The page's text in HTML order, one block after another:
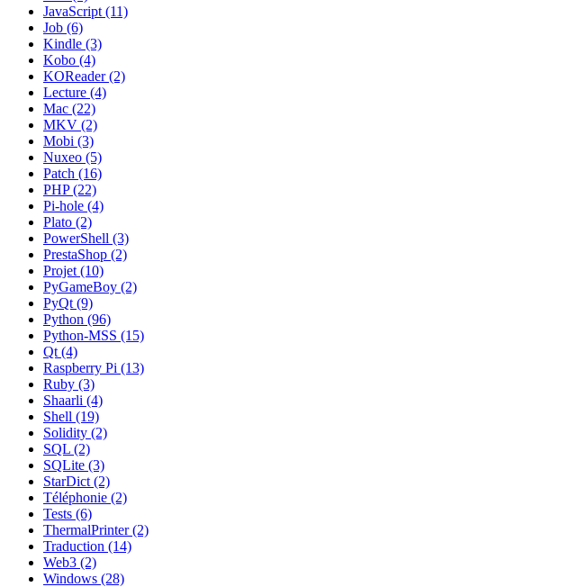
JavaScript (11)
Job (6)
Kindle (3)
Kobo (4)
KOReader (2)
Lecture (4)
Mac (22)
MKV (2)
Mobi (3)
Nuxeo (5)
Patch (16)
PHP (22)
Pi-hole (4)
Plato (2)
PowerShell (3)
PrestaShop (2)
Projet (10)
PyGameBoy (2)
PyQt (9)
Python (96)
Python-MSS (15)
Qt (4)
Raspberry Pi (13)
Ruby (3)
Shaarli (4)
Shell (19)
Solidity (2)
SQL (2)
SQLite (3)
StarDict (2)
Téléphonie (2)
Tests (6)
ThermalPrinter (2)
Traduction (14)
Web3 (2)
Windows (28)